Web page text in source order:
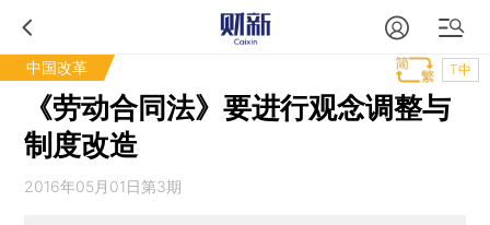
中国改革 T中
《劳动合同法》要进行观念调整与
制度改造
2016年05月01日第3期